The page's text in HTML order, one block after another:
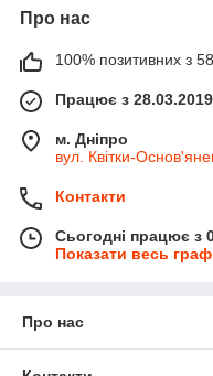
Про нас
100% позитивних з 58
Працює з 28.03.2019
м. Дніпро
вул. Квітки-
Контакти
Сьогодні працює з
Показати весь
Про нас